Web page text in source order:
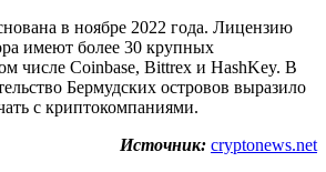
в ноябре 2022 года. Лицензию
имеют более 30 крупных
числе Coinbase, Bittrex и HashKey. В
Бермудских островов выразило
с криптокомпаниями.
Источник: cryptonews.net